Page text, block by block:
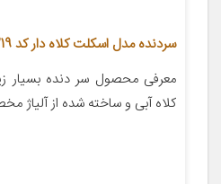
سردنده مدل اسکلت کلاه دار کد 219
معرفی محصول سر دنده بسیار
کلاه آبی و ساخته شده از